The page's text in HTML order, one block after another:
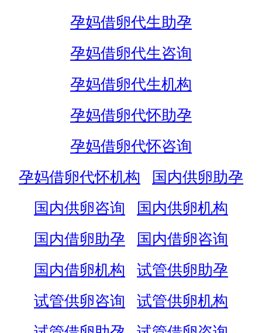
孕妈借卵代生助孕
孕妈借卵代生咨询
孕妈借卵代生机构
孕妈借卵代怀助孕
孕妈借卵代怀咨询
孕妈借卵代怀机构
国内供卵助孕
国内供卵咨询
国内供卵机构
国内借卵助孕
国内借卵咨询
国内借卵机构
试管供卵助孕
试管供卵咨询
试管供卵机构